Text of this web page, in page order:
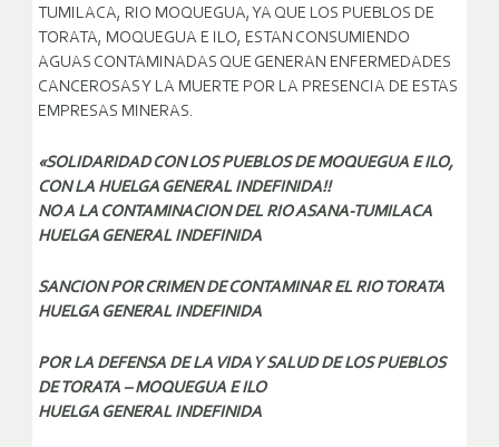
TUMILACA, RIO MOQUEGUA, YA QUE LOS PUEBLOS DE
TORATA, MOQUEGUA E ILO, ESTAN CONSUMIENDO
AGUAS CONTAMINADAS QUE GENERAN ENFERMEDADES
CANCEROSAS Y LA MUERTE POR LA PRESENCIA DE ESTAS
EMPRESAS MINERAS.
«SOLIDARIDAD CON LOS PUEBLOS DE MOQUEGUA E ILO,
CON LA HUELGA GENERAL INDEFINIDA!!
NO A LA CONTAMINACION DEL RIO ASANA-TUMILACA
HUELGA GENERAL INDEFINIDA
SANCION POR CRIMEN DE CONTAMINAR EL RIO TORATA
HUELGA GENERAL INDEFINIDA
POR LA DEFENSA DE LA VIDA Y SALUD DE LOS PUEBLOS
DE TORATA – MOQUEGUA E ILO
HUELGA GENERAL INDEFINIDA